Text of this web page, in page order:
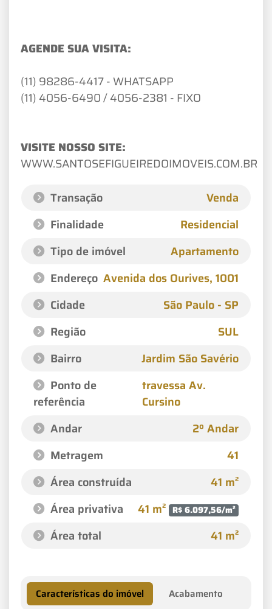
AGENDE SUA VISITA:
(11) 98286-4417 - WHATSAPP
(11) 4056-6490 / 4056-2381 - FIXO
VISITE NOSSO SITE:
WWW.SANTOSEFIGUEIREDOIMOVEIS.COM.BR
Transação
Venda
Finalidade
Residencial
Tipo de imóvel
Apartamento
Endereço Avenida dos Ourives, 1001
Cidade
São Paulo - SP
Região
SUL
Bairro
Jardim São Savério
Ponto de
referência
travessa Av.
Cursino
Andar
2º Andar
Metragem
41
Área construída
41 m²
Área privativa
41 m² R$ 6.097,56/m²
Área total 41 m²
Características do imóvel Acabamento